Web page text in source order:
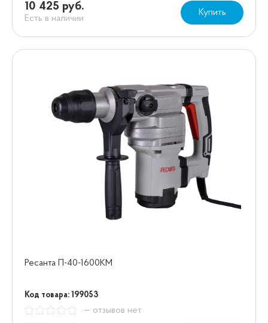
10 425 руб.
Есть в наличии
Купить
Ресанта П-40-1600КМ
Код товара: 199053
— отзывов нет